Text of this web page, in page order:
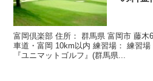
富岡倶楽部 住所： 群馬県 富岡市 藤木
車道・富岡 10km以内 練習場： 練習
『ユニマットゴルフ』(群馬県...